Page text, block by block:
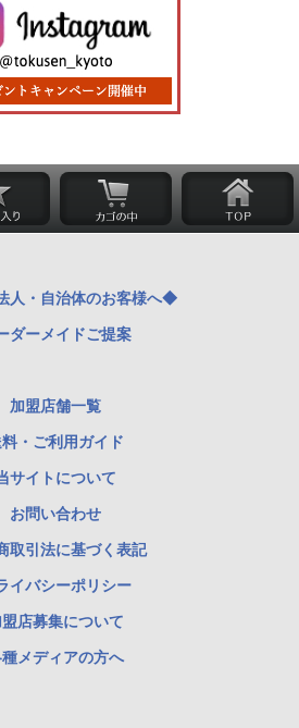
人・自治体のお客様へ◆
ダーメイドご提案
加盟店舗一覧
・ご利用ガイド
サイトについて
お問い合わせ
取引法に基づく表記
イバシーポリシー
盟店募集について
メディアの方へ